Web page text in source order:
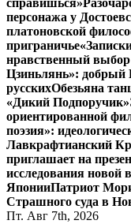
справишься»
персонажа у
платоновской
приграничье
нравственный выбор
Цзиньлянь»: добрый
русскихОбезьяна
«Дикий Подпоручик»
ориентированной
поэзия»:
Лавкрафтианский
приглашает на
исследования новой
ЯпонииПатриот
Страшного суда в
Пт. Авг 7th, 2026